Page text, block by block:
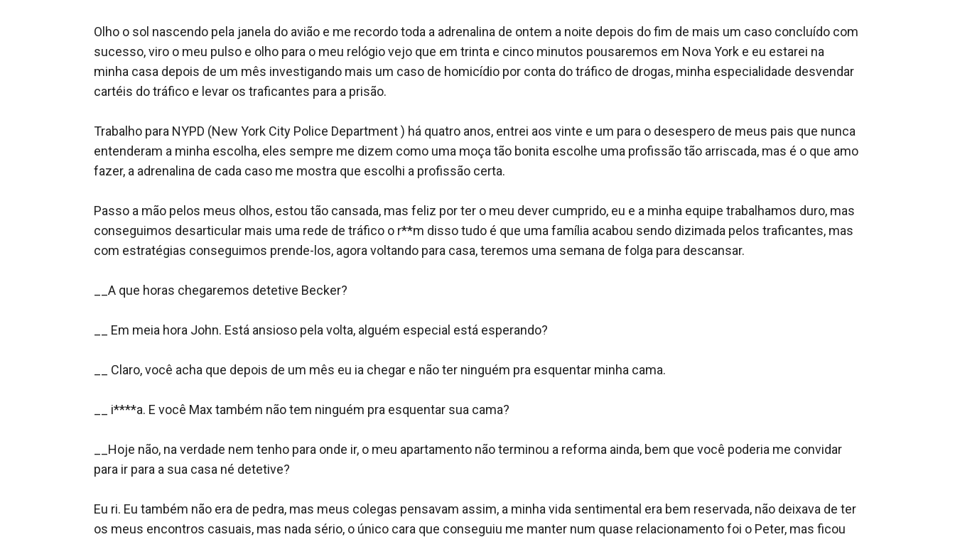
Olho o sol nascendo pela janela do avião e me recordo toda a adrenalina de ontem a noite depois do fim de mais um caso concluído com
sucesso, viro o meu pulso e olho para o meu relógio vejo que em trinta e cinco minutos pousaremos em Nova York e eu estarei na
minha casa depois de um mês investigando mais um caso de homicídio por conta do tráfico de drogas, minha especialidade desvendar
cartéis do tráfico e levar os traficantes para a prisão.
Trabalho para NYPD (New York City Police Department ) há quatro anos, entrei aos vinte e um para o desespero de meus pais que nunca
entenderam a minha escolha, eles sempre me dizem como uma moça tão bonita escolhe uma profissão tão arriscada, mas é o que amo
fazer, a adrenalina de cada caso me mostra que escolhi a profissão certa.
Passo a mão pelos meus olhos, estou tão cansada, mas feliz por ter o meu dever cumprido, eu e a minha equipe trabalhamos duro, mas
conseguimos desarticular mais uma rede de tráfico o r**m disso tudo é que uma família acabou sendo dizimada pelos traficantes, mas
com estratégias conseguimos prende-los, agora voltando para casa, teremos uma semana de folga para descansar.
__A que horas chegaremos detetive Becker?
__ Em meia hora John. Está ansioso pela volta, alguém especial está esperando?
__ Claro, você acha que depois de um mês eu ia chegar e não ter ninguém pra esquentar minha cama.
__ i****a. E você Max também não tem ninguém pra esquentar sua cama?
__Hoje não, na verdade nem tenho para onde ir, o meu apartamento não terminou a reforma ainda, bem que você poderia me convidar
para ir para a sua casa né detetive?
Eu ri. Eu também não era de pedra, mas meus colegas pensavam assim, a minha vida sentimental era bem reservada, não deixava de ter
os meus encontros casuais, mas nada sério, o único cara que conseguiu me manter num quase relacionamento foi o Peter, mas ficou